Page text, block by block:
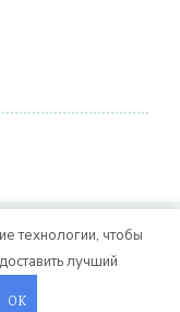
Life. Все права
от автора
WordPress
технологии, чтобы
лучший
OK